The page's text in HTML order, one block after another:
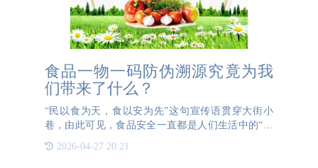
食品一物一码防伪溯源究竟为我
们带来了什么？
“民以食为天，食以安为先”这句宣传语贯穿大街小
巷，由此可见，食品安全一直都是人们生活中的“重
系统，显然是加强安全管理和恢复公众信心的解决方
2026-04-27 20:21